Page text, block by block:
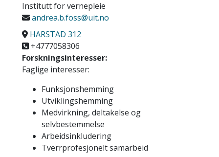
Institutt for vernepleie
andrea.b.foss@uit.no
HARSTAD 312
+4777058306
Forskningsinteresser:
Faglige interesser:
Funksjonshemming
Utviklingshemming
Medvirkning, deltakelse og
selvbestemmelse
Arbeidsinkludering
Tverrprofesjonelt samarbeid